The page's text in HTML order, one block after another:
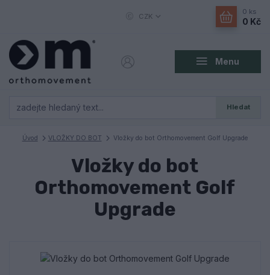
Menu
CZK
Hledat
0 ks
0 Kč
Úvod VLOŽKY DO BOT Vložky do bot Orthomovement Golf Upgrade
Vložky do bot
Orthomovement Golf
Upgrade